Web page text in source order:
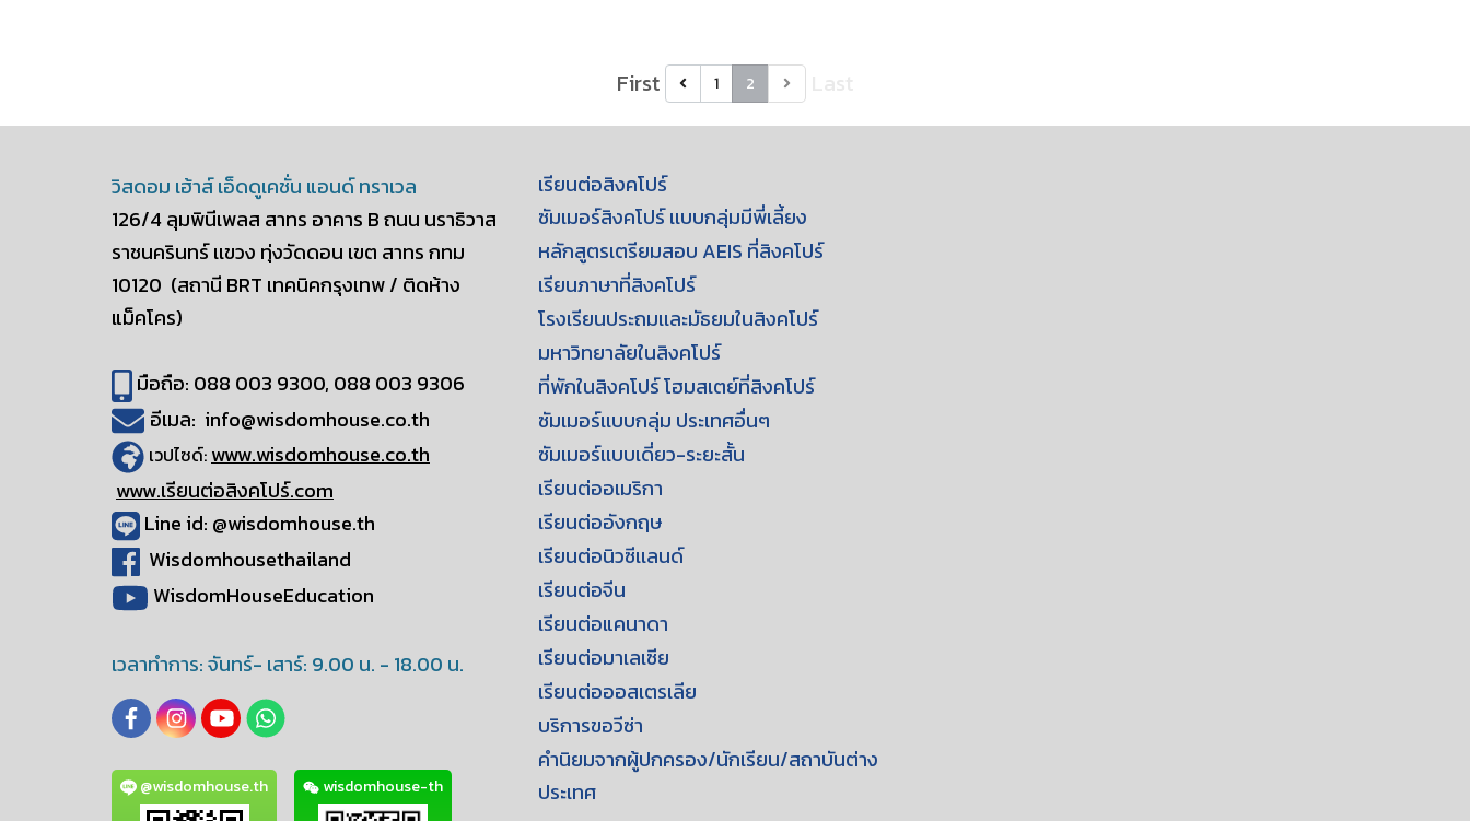
ระบบ IGCSE (Cambridge
International General
Education) และ หลักสูตร IBDP
Diploma Program)
First 1 2
วิสดอม เฮ้าส์ เอ็ดดูเคชั่น แอนด์ ทราเวล
126/4 ลุมพินีเพลส สาทร อาคาร Bถนน นราธิวาส
ราชนครินทร์ เเขวง ทุ่งวัดดอน เขต สาทร กทม
10120 (สถานี BRT เทคนิคกรุงเทพ / ติดห้าง
แม็คโคร)
มือถือ: 088 003 9300, 088 003 9306
อีเมล: info@wisdomhouse.co.th
เวปไซด์: www.wisdomhouse.co.th
www.เรียนต่อสิงคโปร์.com
Line id: @wisdomhouse.th
Wisdomhousethailand
WisdomHouseEducation
เวลาทำการ: จันทร์- เสาร์: 9.00 น. - 18.00 น.
@wisdomhouse.th wisdomhouse-th
เรียนต่อสิงคโปร์
ซัมเมอร์สิงคโปร์ เเบบกลุ่มมีพี่เลี้ยง
หลักสูตรเตรียมสอบ AEIS ที่สิงคโปร์
เรียนภาษาที่สิงคโปร์
โรงเรียนประถมเเละมัธยมในสิงคโปร์
มหาวิทยาลัยในสิงคโปร์
ที่พักในสิงคโปร์ โฮมสเตย์ที่สิงคโปร์
ซัมเมอร์เเบบกลุ่ม ประเทศอื่นๆ
ซัมเมอร์เเบบเดี่ยว-ระยะสั้น
เรียนต่ออเมริกา
เรียนต่ออังกฤษ
เรียนต่อนิวซีเเลนด์
เรียนต่อจีน
เรียนต่อแคนาดา
เรียนต่อมาเลเซีย
เรียนต่อออสเตรเลีย
บริการขอวีซ่า
คำนิยมจากผู้ปกครอง/นักเรียน/สถาบันต่าง
ประเทศ